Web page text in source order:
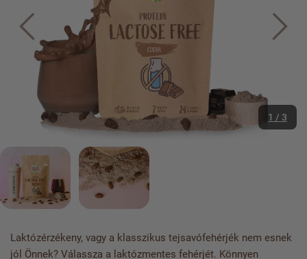
1 / 3
Laktózérzékeny, vagy a klasszikus tejsavófehérjék nem esnek
jól Önnek? Válassza a laktózmentes fehérjét. Könnyen